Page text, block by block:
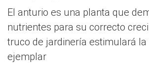
El anturio es una planta que
nutrientes para su correcto
truco de jardinería estimulará la
ejemplar